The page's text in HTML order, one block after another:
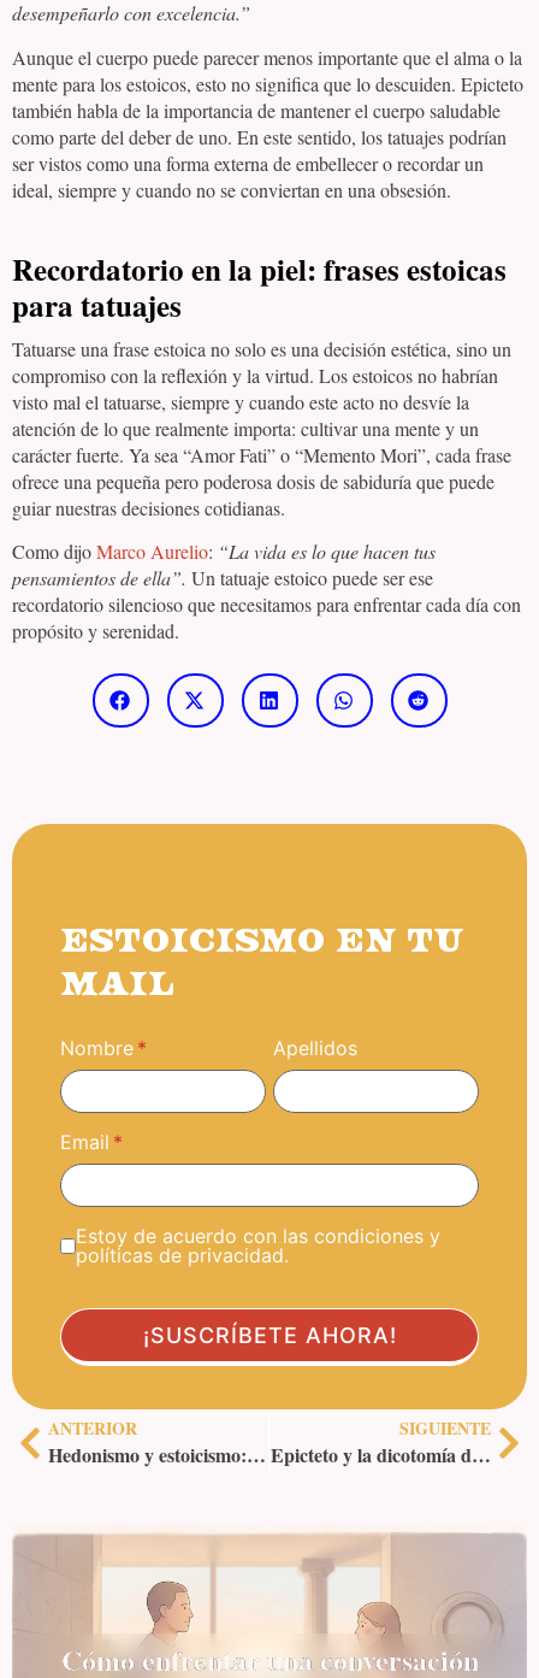
desempeñarlo con excelencia.”
Aunque el cuerpo puede parecer menos importante que el alma o la
mente para los estoicos, esto no significa que lo descuiden. Epicteto
también habla de la importancia de mantener el cuerpo saludable
como parte del deber de uno. En este sentido, los tatuajes podrían
ser vistos como una forma externa de embellecer o recordar un
ideal, siempre y cuando no se conviertan en una obsesión.
Recordatorio en la piel: frases estoicas
para tatuajes
Tatuarse una frase estoica no solo es una decisión estética, sino un
compromiso con la reflexión y la virtud. Los estoicos no habrían
visto mal el tatuarse, siempre y cuando este acto no desvíe la
atención de lo que realmente importa: cultivar una mente y un
carácter fuerte. Ya sea “Amor Fati” o “Memento Mori”, cada frase
ofrece una pequeña pero poderosa dosis de sabiduría que puede
guiar nuestras decisiones cotidianas.
Como dijoMarco Aurelio: “La vida es lo que hacen tus
pensamientos de ella”. Un tatuaje estoico puede ser ese
recordatorio silencioso que necesitamos para enfrentar cada día con
propósito y serenidad.
ESTOICISMO EN TU
MAIL
Nombre Apellidos
Email
Estoy de acuerdo con las condiciones y
políticas de privacidad.
ANTERIOR
Hedonismo y estoicismo: cómo manejar los placeres
SIGUIENTE
Epicteto y la dicotomía del control: lo que depende de ti y lo que no
Cómo enfrentar una conversación